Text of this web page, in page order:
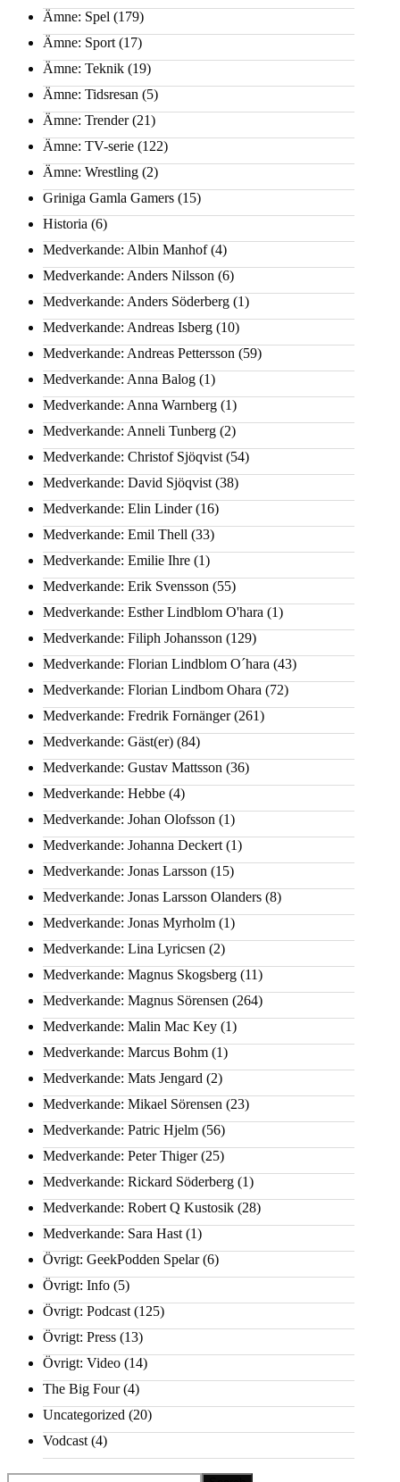
Ämne: Spel (179)
Ämne: Sport (17)
Ämne: Teknik (19)
Ämne: Tidsresan (5)
Ämne: Trender(21)
Ämne: TV-serie (122)
Ämne: Wrestling (2)
Griniga Gamla Gamers (15)
Historia (6)
Medverkande: Albin Manhof(4)
Medverkande: Anders Nilsson (6)
Medverkande: Anders Söderberg (1)
Medverkande: Andreas Isberg (10)
Medverkande: Andreas Pettersson (59)
Medverkande: Anna Balog (1)
Medverkande: Anna Warnberg (1)
Medverkande: Anneli Tunberg (2)
Medverkande: Christof Sjöqvist (54)
Medverkande: David Sjöqvist (38)
Medverkande: Elin Linder(16)
Medverkande: Emil Thell (33)
Medverkande: Emilie Ihre (1)
Medverkande: Erik Svensson (55)
Medverkande: Esther Lindblom O'hara (1)
Medverkande: Filiph Johansson (129)
Medverkande: Florian Lindblom O´hara (43)
Medverkande: Florian Lindbom Ohara (72)
Medverkande: Fredrik Fornänger(261)
Medverkande: Gäst(er) (84)
Medverkande: Gustav Mattsson (36)
Medverkande: Hebbe (4)
Medverkande: Johan Olofsson (1)
Medverkande: Johanna Deckert (1)
Medverkande: Jonas Larsson (15)
Medverkande: Jonas Larsson Olanders (8)
Medverkande: Jonas Myrholm (1)
Medverkande: Lina Lyricsen (2)
Medverkande: Magnus Skogsberg (11)
Medverkande: Magnus Sörensen (264)
Medverkande: Malin Mac Key (1)
Medverkande: Marcus Bohm (1)
Medverkande: Mats Jengard (2)
Medverkande: Mikael Sörensen (23)
Medverkande: Patric Hjelm (56)
Medverkande: Peter Thiger(25)
Medverkande: Rickard Söderberg (1)
Medverkande: Robert Q Kustosik (28)
Medverkande: Sara Hast (1)
Övrigt: GeekPodden Spelar(6)
Övrigt: Info (5)
Övrigt: Podcast (125)
Övrigt: Press (13)
Övrigt: Video (14)
The Big Four(4)
Uncategorized (20)
Vodcast (4)